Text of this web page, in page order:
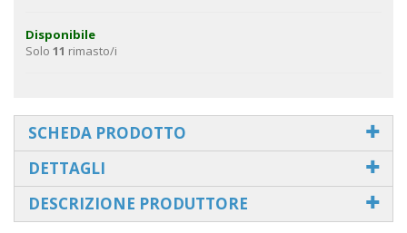
Disponibile
Solo 11 rimasto/i
SCHEDA PRODOTTO
DETTAGLI
DESCRIZIONE PRODUTTORE